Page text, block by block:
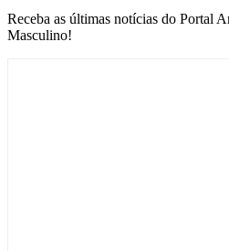
Receba as últimas notícias do Portal
Masculino!